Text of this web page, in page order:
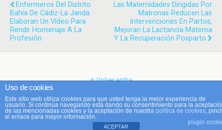
Enfermeros Del Distrito
Bahía De Cádiz-La Janda
Elaboran Un Vídeo Para
Rendir Homenaje A La
Profesión
Las Maternidades Dirigidas Por
Matronas Reducen Las
Intervenciones En Partos,
Mejoran La Lactancia Materna
Y La Recuperación Posparto
Volver arriba
Móvil Escritorio
Uso de cookies
Este sitio web utiliza cookies para que usted tenga la mejor experiencia de
usuario. Si continúa navegando está dando su consentimiento para la
de las mencionadas cookies y la aceptación de nuestra política de cookies,
el enlace para mayor información.
plugin
ACEPTAR